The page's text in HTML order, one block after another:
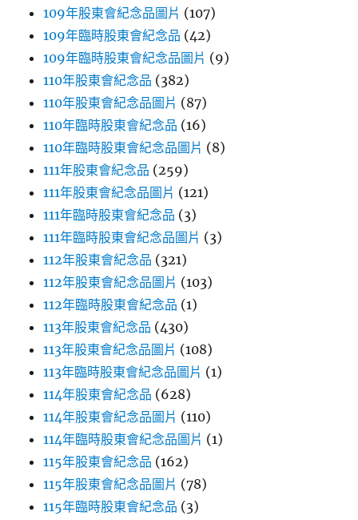
109年股東會紀念品圖片 (107)
109年臨時股東會紀念品 (42)
109年臨時股東會紀念品圖片 (9)
110年股東會紀念品 (382)
110年股東會紀念品圖片 (87)
110年臨時股東會紀念品 (16)
110年臨時股東會紀念品圖片 (8)
111年股東會紀念品 (259)
111年股東會紀念品圖片 (121)
111年臨時股東會紀念品 (3)
111年臨時股東會紀念品圖片 (3)
112年股東會紀念品 (321)
112年股東會紀念品圖片 (103)
112年臨時股東會紀念品 (1)
113年股東會紀念品 (430)
113年股東會紀念品圖片 (108)
113年臨時股東會紀念品圖片 (1)
114年股東會紀念品 (628)
114年股東會紀念品圖片 (110)
114年臨時股東會紀念品圖片 (1)
115年股東會紀念品 (162)
115年股東會紀念品圖片 (78)
115年臨時股東會紀念品 (3)